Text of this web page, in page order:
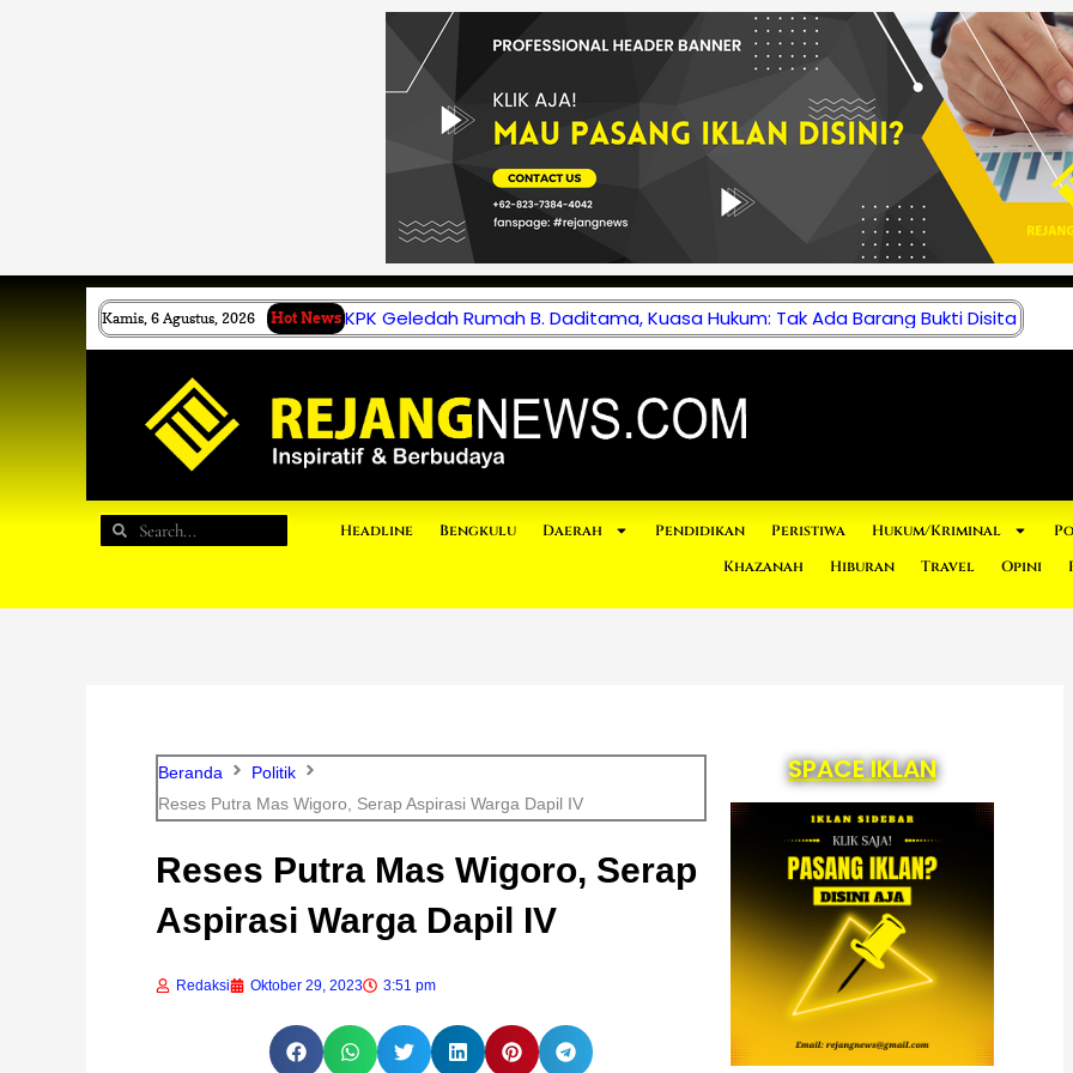
Kamis, 6 Agustus, 2026 Hot News KPK Geledah Rumah B. Daditama, Kuasa Hukum: Tak Ada Barang Bukti Disita
Search
Search Headline Bengkulu Daerah Pendidikan Peristiwa Hukum/Kriminal
Khazanah
Hiburan Travel Opini
Beranda
Politik
Reses Putra Mas Wigoro, Serap Aspirasi Warga Dapil IV
Reses Putra Mas Wigoro, Serap
Aspirasi Warga Dapil IV
Redaksi Oktober 29, 2023 3:51 pm
SPACE IKLAN